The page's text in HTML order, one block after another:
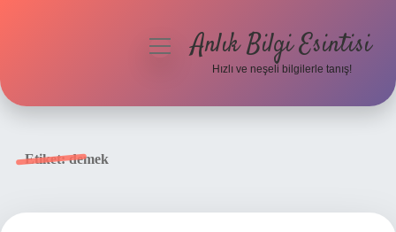
menüyüAnlık Bilgi Esintisi
Hızlı ve neşeli bilgilerle tanış!
Etiket:demek